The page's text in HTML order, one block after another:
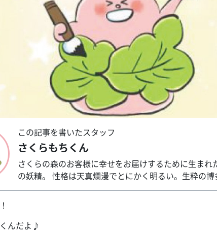
この記事を書いたスタッフ
さくらもちくん
さくらの森のお客様に幸せをお届けするために生まれ
の妖精。 性格は天真爛漫でとにかく明るい。生粋の博
んだよ♪